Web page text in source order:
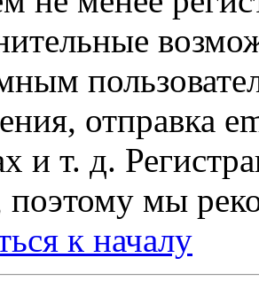
отправка
и т. д.
мы
к началу